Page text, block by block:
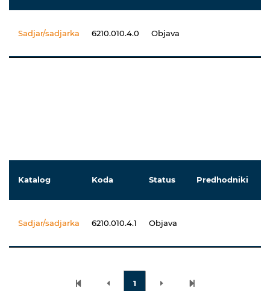
Sadjar/sadjarka 6210.010.4.0 Objava
Katalog Koda Status Predhodniki
Sadjar/sadjarka 6210.010.4.1 Objava
1